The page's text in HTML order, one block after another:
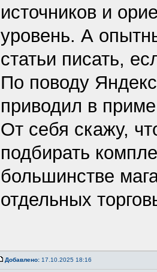
источников и
уровень. А
статьи писать,
По поводу
приводил в
От себя скажу,
подбирать
большинстве
отдельных
Добавлено: 17.10.2025 18:16